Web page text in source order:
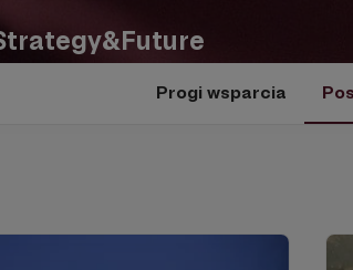
Progi wsparcia